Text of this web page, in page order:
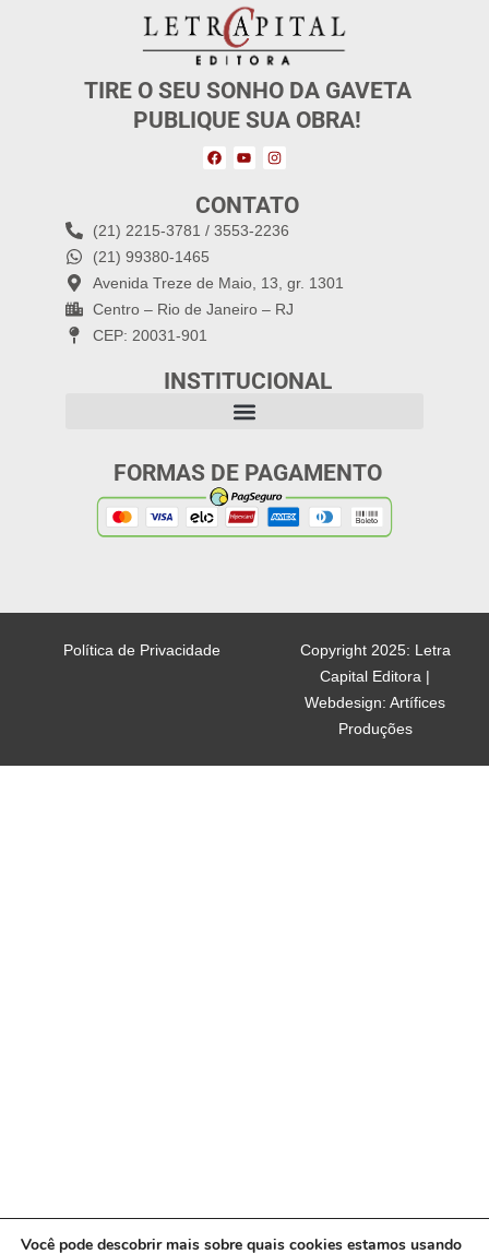
TIRE O SEU SONHO DA GAVETA
PUBLIQUE SUA OBRA!
CONTATO
(21) 2215-3781 / 3553-2236
(21) 99380-1465
Avenida Treze de Maio, 13, gr. 1301
Centro – Rio de Janeiro – RJ
CEP: 20031-901
INSTITUCIONAL
FORMAS DE PAGAMENTO
Copyright 2025: Letra
Capital Editora |
Webdesign: Artífices
Produções
Política de Privacidade
Você pode descobrir mais sobre quais cookies estamos usando